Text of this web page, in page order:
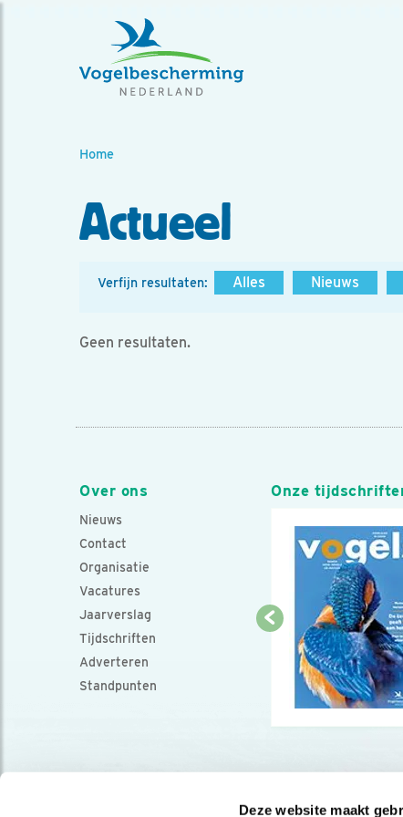
Deze website maakt
Home
Actueel
Verfijn resultaten: Alles Nieuws
Geen resultaten.
Over ons
Nieuws
Contact
Organisatie
Vacatures
Jaarverslag
Tijdschriften
Adverteren
Standpunten
Onze